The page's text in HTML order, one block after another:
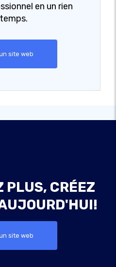
en un rien
site web
PLUS, CRÉEZ
site web